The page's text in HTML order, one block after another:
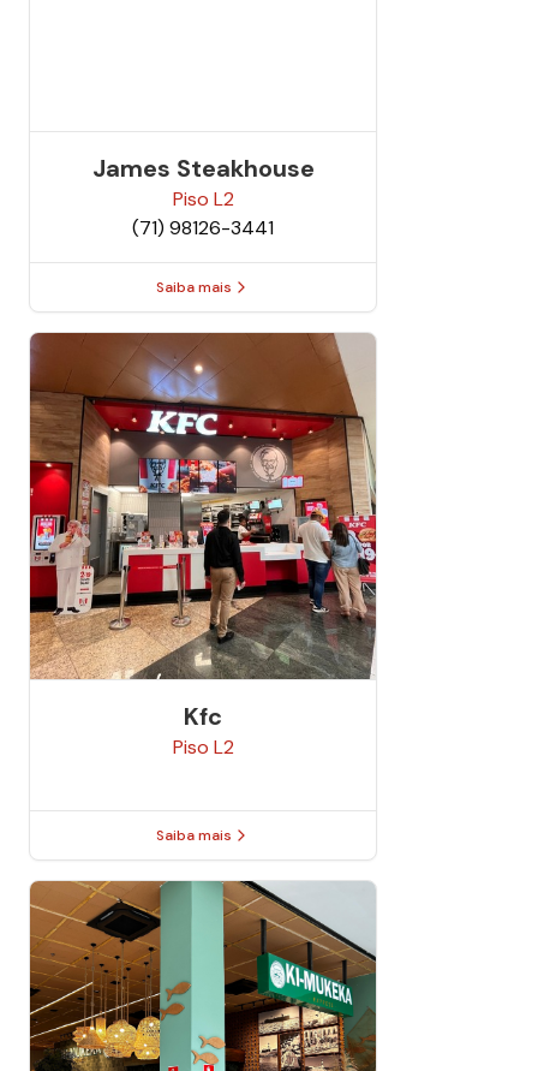
James Steakhouse
Piso L2
(71) 98126-3441
Saiba mais
Kfc
Piso L2
Saiba mais